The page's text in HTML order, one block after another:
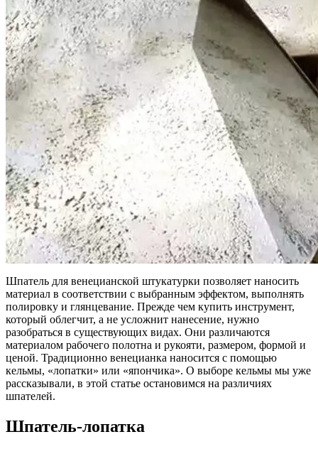
Шпатель для венецианской штукатурки позволяет наносить
материал в соответствии с выбранным эффектом, выполнять
полировку и глянцевание. Прежде чем купить инструмент,
который облегчит, а не усложнит нанесение, нужно
разобраться в существующих видах. Они различаются
материалом рабочего полотна и рукояти, размером, формой и
ценой. Традиционно венецианка наносится с помощью
кельмы, «лопатки» или «япончика». О выборе кельмы мы уже
рассказывали, в этой статье остановимся на различиях
шпателей.
Шпатель-лопатка